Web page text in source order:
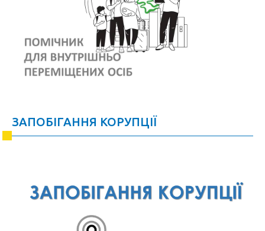
ЗАПОБІГАННЯ КОРУПЦІЇ